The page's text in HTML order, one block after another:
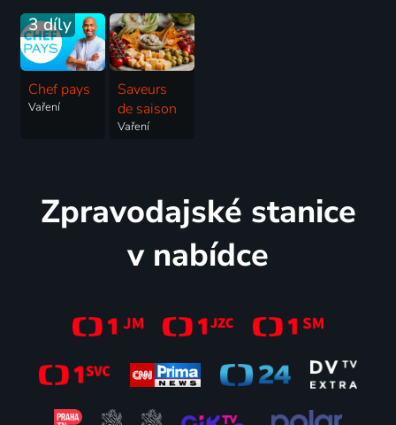
3 díly
Chef pays
Vaření
Saveurs
de saison
Vaření
Zpravodajské stanice
v nabídce